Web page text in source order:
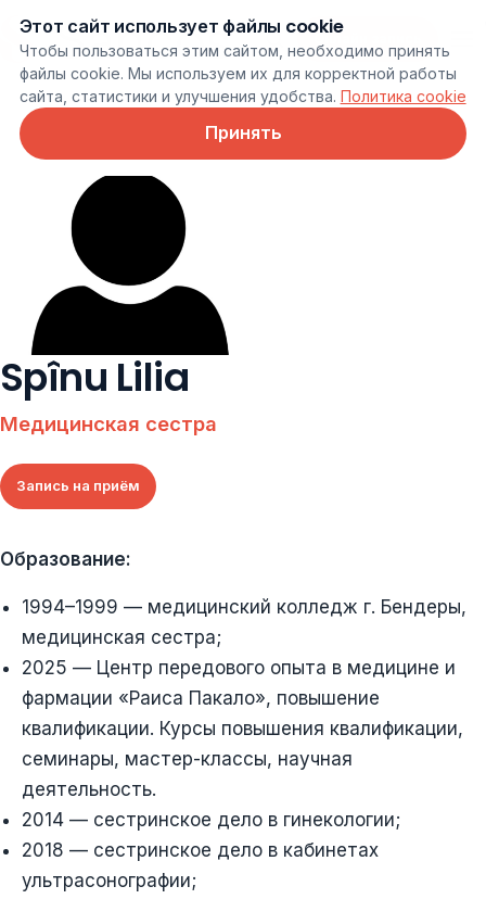
Онлайн запись
Spînu Lilia
Медицинская сестра
Запись на приём
Образование:
1994–1999 — медицинский колледж г. Бендеры,
медицинская сестра;
2025 — Центр передового опыта в медицине и
фармации «Раиса Пакало», повышение
квалификации. Курсы повышения квалификации,
семинары, мастер-классы, научная
деятельность.
2014 — сестринское дело в гинекологии;
2018 — сестринское дело в кабинетах
ультрасонографии;
Этот сайт использует файлы cookie
Чтобы пользоваться этим сайтом, необходимо принять
файлы cookie. Мы используем их для корректной работы
сайта, статистики и улучшения удобства. Политика cookie
Принять